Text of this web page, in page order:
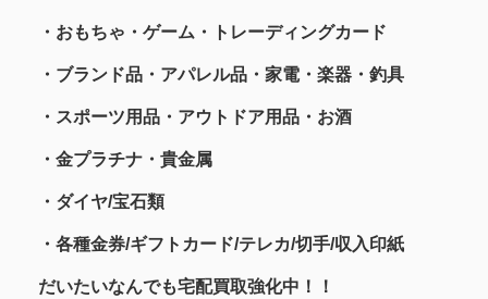
・おもちゃ・ゲーム・トレーディングカード
・ブランド品・アパレル品・家電・楽器・釣具
・スポーツ用品・アウトドア用品・お酒
・金プラチナ・貴金属
・ ダイヤ/宝石類
・各種金券/ギフトカード/テレカ/切手/収入印紙
だいたいなんでも宅配買取強化中！！